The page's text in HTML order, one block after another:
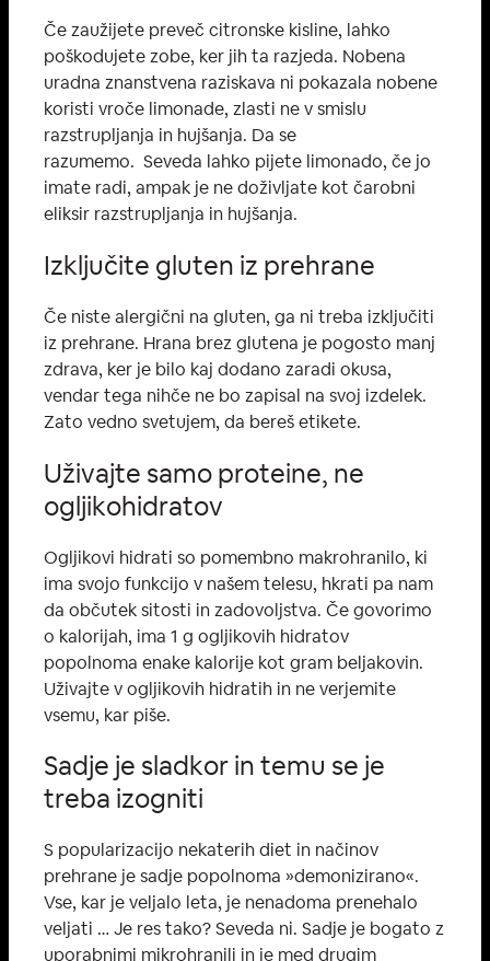
Če zaužijete preveč citronske kisline, lahko
poškodujete zobe, ker jih ta razjeda. Nobena
uradna znanstvena raziskava ni pokazala nobene
koristi vroče limonade, zlasti ne v smislu
razstrupljanja in hujšanja. Da se
razumemo. Seveda lahko pijete limonado, če jo
imate radi, ampak je ne doživljate kot čarobni
eliksir razstrupljanja in hujšanja.
Izključite gluten iz prehrane
Če niste alergični na gluten, ga ni treba izključiti
iz prehrane. Hrana brez glutena je pogosto manj
zdrava, ker je bilo kaj dodano zaradi okusa,
vendar tega nihče ne bo zapisal na svoj izdelek.
Zato vedno svetujem, da bereš etikete.
Uživajte samo proteine, ne
ogljikohidratov
Ogljikovi hidrati so pomembno makrohranilo, ki
ima svojo funkcijo v našem telesu, hkrati pa nam
da občutek sitosti in zadovoljstva. Če govorimo
o kalorijah, ima 1 g ogljikovih hidratov
popolnoma enake kalorije kot gram beljakovin.
Uživajte v ogljikovih hidratih in ne verjemite
vsemu, kar piše.
Sadje je sladkor in temu se je
treba izogniti
S popularizacijo nekaterih diet in načinov
prehrane je sadje popolnoma »demonizirano«.
Vse, kar je veljalo leta, je nenadoma prenehalo
veljati … Je res tako? Seveda ni. Sadje je bogato z
uporabnimi mikrohranili in je med drugim